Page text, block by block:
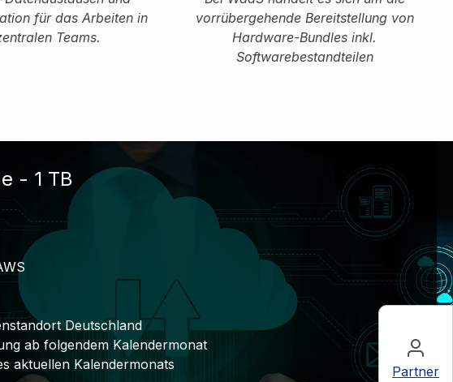
Partner
für das Arbeiten in
Teams.
vorrübergehende Bereitstellung von
Hardware-Bundles inkl.
Softwarebestandteilen
- 1 TB
Deutschland
ab folgendem Kalendermonat
aktuellen Kalendermonats